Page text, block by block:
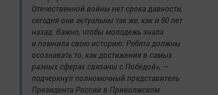
Отечественной войны нет срока давности,
сегодня они актуальны так же, как и 80 лет
назад. Важно, чтобы молодежь знала
и помнила свою историю. Ребята должны
осознавать то, как достижения в самых
разных сферах связаны с Победой», —
подчеркнул полномочный представитель
Президента России в Приволжском